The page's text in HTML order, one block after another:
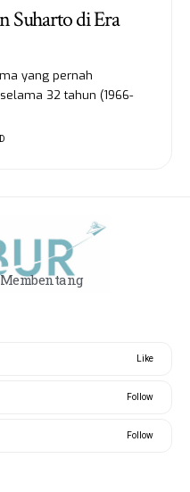
Suharto di Era
yang pernah
32 tahun (1966-
Like
Follow
Follow